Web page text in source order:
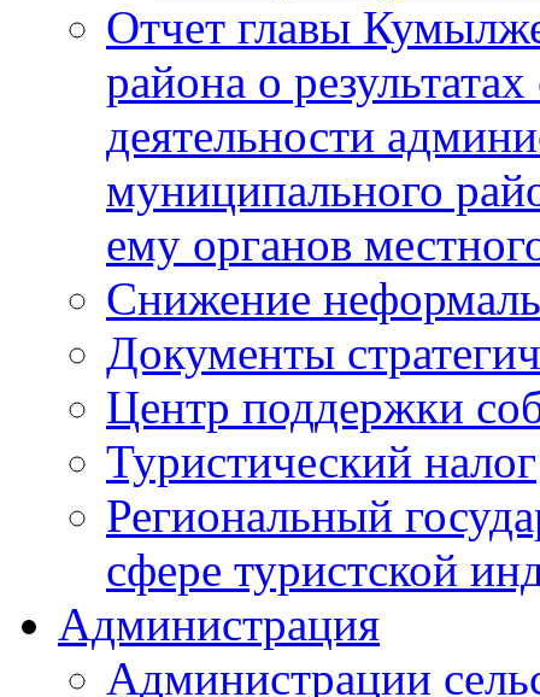
Отчет главы
района о
деятельности
муниципального
ему органов
Снижение
Документы
Центр поддержки
Туристический налог
Региональный
сфере туристской
Администрация
Администрации